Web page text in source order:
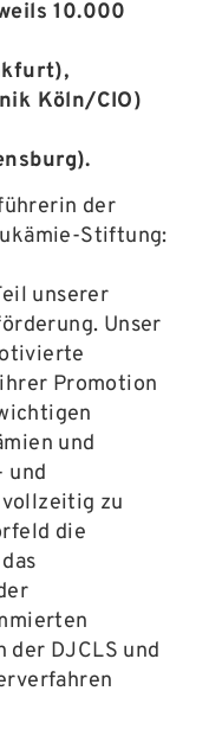
10.000
Köln/CIO)
der
Stiftung:
unserer
Unser
Promotion
und
und
zu
die
der DJCLS und